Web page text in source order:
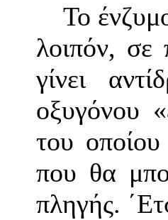
Το
λοιπόν, σε
γίνει
οξυγόνου
του
που θα
πληγής.